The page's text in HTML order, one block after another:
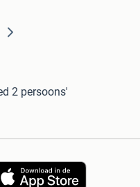
2 persoons'